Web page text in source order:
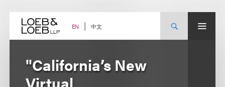
content EN 中文
"California’s New